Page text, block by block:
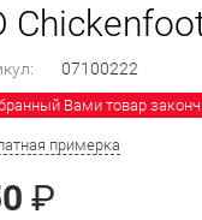
07100222
Вами товар
примерка
₽